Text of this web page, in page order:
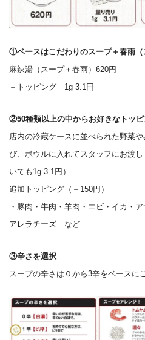
①ベースはこだわりのスープ＋春雨（
麻辣湯（スープ＋春雨）620円
＋トッピング 1g 3.1円
②50種類以上の中からお好きなトッ
店内の冷蔵ケースに並べられた野菜
び、ボウルに入れてスタッフにお渡
いても1g 3.1円）
追加トッピング（＋150円）
・豚肉・牛肉・羊肉・エビ・イカ・
アレラチーズ など
③辛さを選択
スープの辛さは０から3辛をベースに